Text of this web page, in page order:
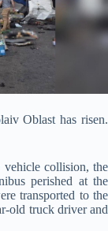
Oblast has risen.
vehicle collision, the
perished at the
transported to the
old truck driver and